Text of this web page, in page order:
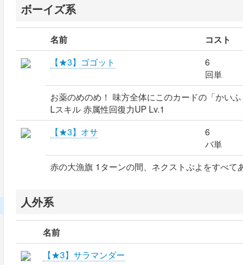
ボーイズ系
名前 コスト
【★3】ゴゴット
6
回単
お薬のめのめ！ 味方全体にこのカードの「かい
Lスキル 赤属性回復力UP Lv.1
【★3】オサ
6
バ単
赤の大漁旗 1ターンの間、ネクストぷよをすべて
人外系
名前
【★3】サラマンダー